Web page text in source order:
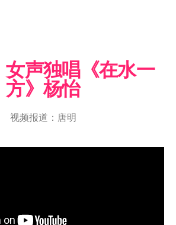
女声独唱《在水一
方》杨怡
视频报道：唐明